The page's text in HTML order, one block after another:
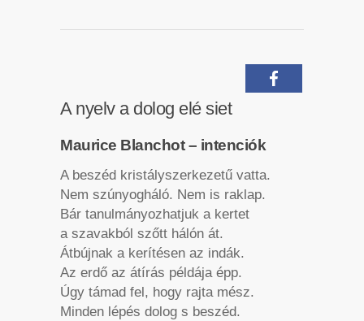
A nyelv a dolog elé siet
Maurice Blanchot – intenciók
A beszéd kristályszerkezetű vatta.
Nem szúnyogháló. Nem is raklap.
Bár tanulmányozhatjuk a kertet
a szavakból szőtt hálón át.
Átbújnak a kerítésen az indák.
Az erdő az átírás példája épp.
Úgy támad fel, hogy rajta mész.
Minden lépés dolog s beszéd.